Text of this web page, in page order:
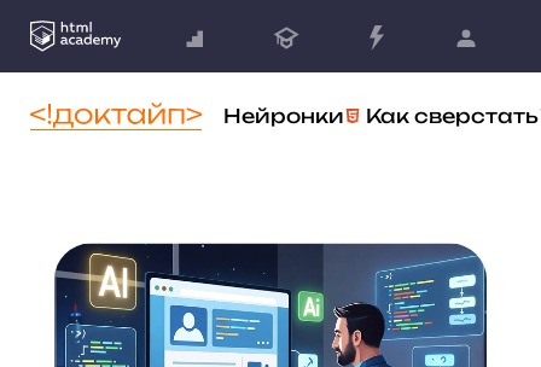
Нейронки Как сверстать